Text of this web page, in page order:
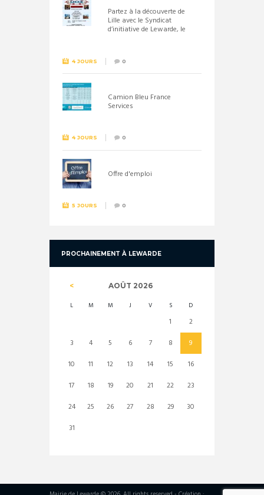
Partez à la découverte de
Lille avec le Syndicat
d’initiative de Lewarde, le
4 JOURS 0
Camion Bleu France
Services
4 JOURS 0
Offre d'emploi
5 JOURS 0
PROCHAINEMENT À LEWARDE
AOÛT 2026
L M M J V S D
1
2
3
4 5 6 7 8
9
10
11 12 13 14 15
16
17
18 19 20 21 22
23
24
25 26 27 28 29
30
31